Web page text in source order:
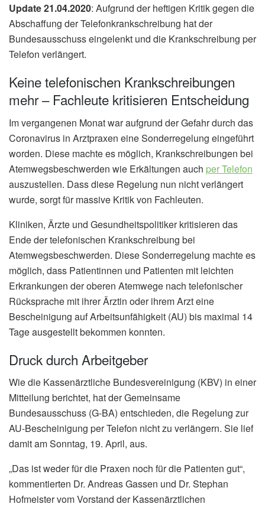
Update 21.04.2020: Aufgrund der heftigen Kritik gegen die
Abschaffung der Telefonkrankschreibung hat der
Bundesausschuss eingelenkt und die Krankschreibung per
Telefon verlängert.
Keine telefonischen Krankschreibungen
mehr – Fachleute kritisieren Entscheidung
Im vergangenen Monat war aufgrund der Gefahr durch das
Coronavirus in Arztpraxen eine Sonderregelung eingeführt
worden. Diese machte es möglich, Krankschreibungen bei
Atemwegsbeschwerden wie Erkältungen auch per Telefon
auszustellen. Dass diese Regelung nun nicht verlängert
wurde, sorgt für massive Kritik von Fachleuten.
Kliniken, Ärzte und Gesundheitspolitiker kritisieren das
Ende der telefonischen Krankschreibung bei
Atemwegsbeschwerden. Diese Sonderregelung machte es
möglich, dass Patientinnen und Patienten mit leichten
Erkrankungen der oberen Atemwege nach telefonischer
Rücksprache mit ihrer Ärztin oder ihrem Arzt eine
Bescheinigung auf Arbeitsunfähigkeit (AU) bis maximal 14
Tage ausgestellt bekommen konnten.
Druck durch Arbeitgeber
Wie die Kassenärztliche Bundesvereinigung (KBV) in einer
Mitteilung berichtet, hat der Gemeinsame
Bundesausschuss (G-BA) entschieden, die Regelung zur
AU-Bescheinigung per Telefon nicht zu verlängern. Sie lief
damit am Sonntag, 19. April, aus.
„Das ist weder für die Praxen noch für die Patienten gut“,
kommentierten Dr. Andreas Gassen und Dr. Stephan
Hofmeister vom Vorstand der Kassenärztlichen